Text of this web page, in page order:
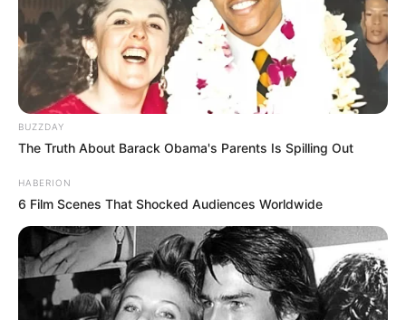
BUZZDAY
The Truth About Barack Obama's Parents Is Spilling Out
HABERION
6 Film Scenes That Shocked Audiences Worldwide